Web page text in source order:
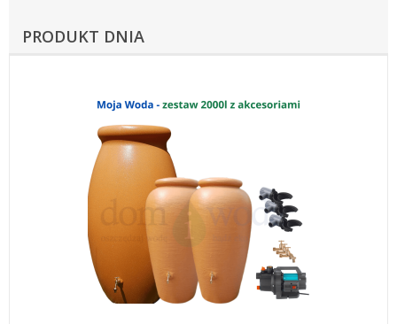
PRODUKT DNIA